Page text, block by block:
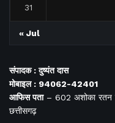
31
« Jul
संपादक : दुष्यंत दास
मोबाइल : 94062-42401
आफिसपता– 602 अशोका रतन
छत्तीसगढ़